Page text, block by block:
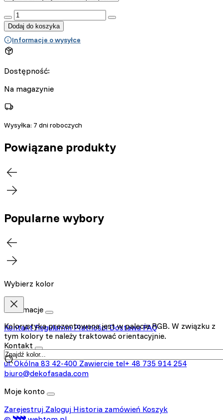
:product_name quantity
Dodaj do koszyka
Informacje o wysyłce
Dostępność:
Na magazynie
Wysyłka: 7 dni roboczych
Powiązane produkty
Popularne wybory
Wybierz kolor
Kolorystyka prezentowana jest w palecie RGB. W związku z
tym kolory te należy traktować orientacyjnie.
Informacje
KontaktRegulaminPłatnościDostawaFAQ
Kontakt
ul. Okólna 83 42-400 Zawiercie tel+ 48 735 914 254
biuro@dekofasada.com
Moje konto
Zarejestruj Zaloguj Historia zamówień Koszyk